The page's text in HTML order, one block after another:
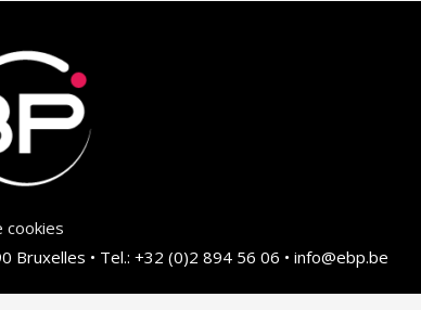
cookies
• Tel.: +32 (0)2 894 56 06 • info@ebp.be